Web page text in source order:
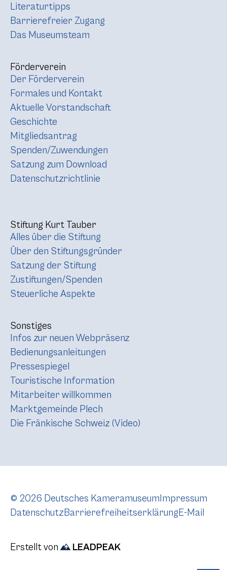
Literaturtipps
Barrierefreier Zugang
Das Museumsteam
Förderverein
Der Förderverein
Formales und Kontakt
Aktuelle Vorstandschaft
Geschichte
Mitgliedsantrag
Spenden/Zuwendungen
Satzung zum Download
Datenschutzrichtlinie
Stiftung Kurt Tauber
Alles über die Stiftung
Über den Stiftungsgründer
Satzung der Stiftung
Zustiftungen/Spenden
Steuerliche Aspekte
Sonstiges
Infos zur neuen Webpräsenz
Bedienungsanleitungen
Pressespiegel
Touristische Information
Mitarbeiter willkommen
Marktgemeinde Plech
Die Fränkische Schweiz (Video)
© 2026 Deutsches KameramuseumImpressum
DatenschutzBarrierefreiheitserklärungE-Mail
Erstellt von LEADPEAK